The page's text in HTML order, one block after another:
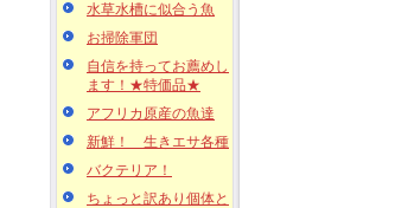
水草水槽に似合う魚
お掃除軍団
自信を持ってお薦めし
ます！★特価品★
アフリカ原産の魚達
新鮮！ 生きエサ各種
バクテリア！
ちょっと訳あり個体と